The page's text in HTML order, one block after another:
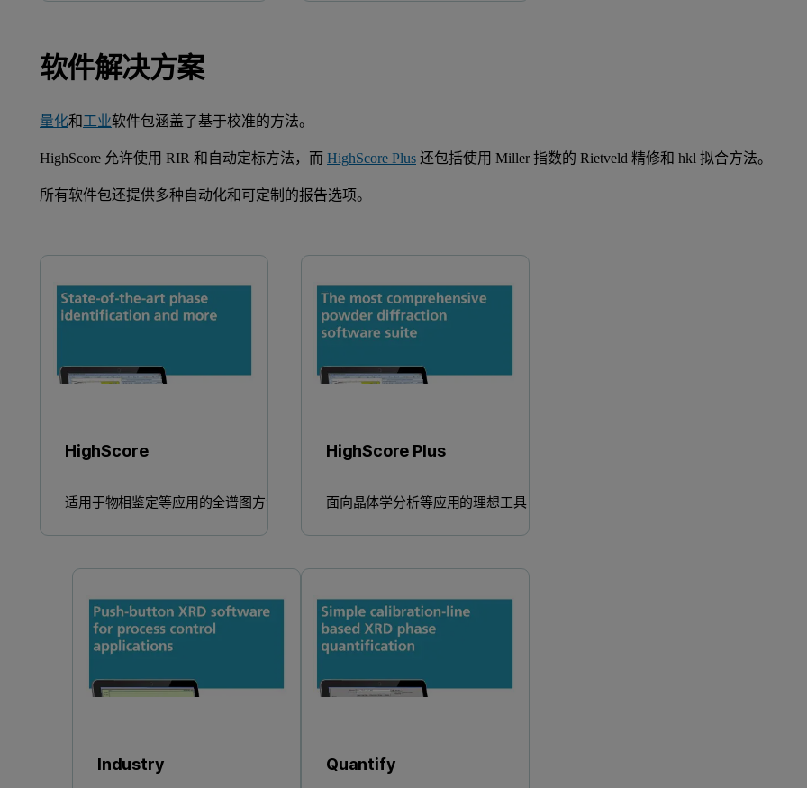
软件解决方案
量化和工业软件包涵盖了基于校准的方法。
HighScore 允许使用 RIR 和自动定标方法，而 HighScore Plus 还包括使用 Miller 指数的 Rietveld 精修和 hkl 拟合方法。
所有软件包还提供多种自动化和可定制的报告选项。
HighScore
适用于物相鉴定等应用的全谱图方法
HighScore
HighScore Plus
面向晶体学分析等应用的理想工具
Industry
Industry
Quantify